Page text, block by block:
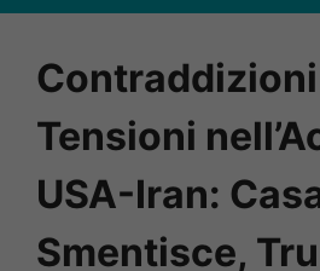
Tensioni
USA-Iran:
Smentisce,